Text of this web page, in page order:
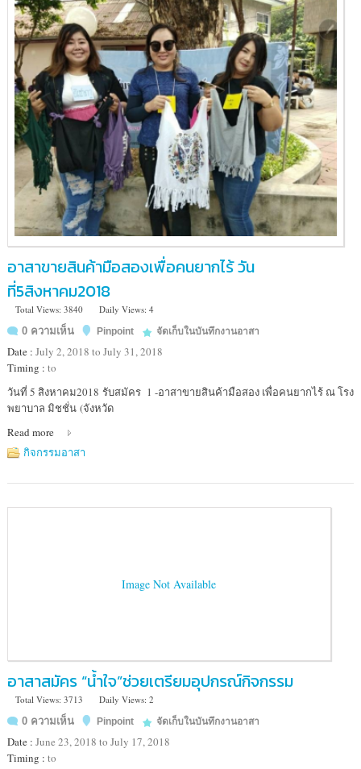
สังคม
อาสาขายสินค้ามือสองเพื่อคนยากไร้ วัน
ที่5สิงหาคม2018
Total Views: 3840
Daily Views: 4
0 ความเห็น
Pinpoint จัดเก็บในบันทึกงานอาสา
Date : July 2, 2018 to July 31, 2018
Timing : to
Location
:
พยาบาล
มิชชั่น
วันที่ 5 สิงหาคม2018 รับสมัคร 1 -อาสาขายสินค้ามือสอง เพื่อคนยากไร้ ณ โรง
พยาบาล มิชชั่น (จังหวัด
Read more
กิจกรรมอาสา
Image Not Available
อาสาสมัคร “น้ำใจ”ช่วยเตรียมอุปกรณ์กิจกรรม
Total Views: 3713
Daily Views: 2
0 ความเห็น
Pinpoint จัดเก็บในบันทึกงานอาสา
Date : June 23, 2018 to July 17, 2018
Timing : to